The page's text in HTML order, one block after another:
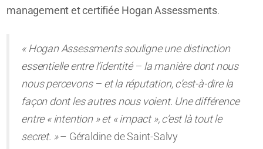
management et certifiée Hogan Assessments.
« Hogan Assessments souligne une distinction
essentielle entre l’identité – la manière dont nous
nous percevons – et la réputation, c’est-à-dire la
façon dont les autres nous voient. Une différence
entre « intention » et « impact », c’est là tout le
secret. »– Géraldine de Saint-Salvy